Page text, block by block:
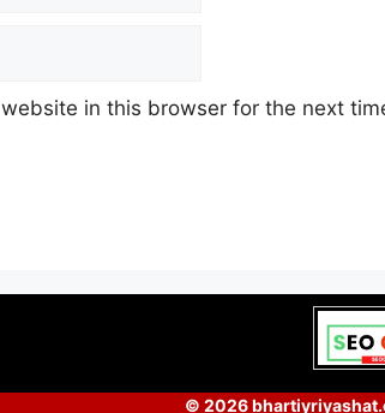
in this browser for the next
© 2026